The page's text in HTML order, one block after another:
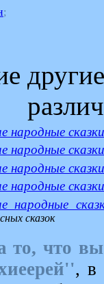
;
народные сказки
народные сказки
народные сказки
народные сказки
народные
сказок
то, что
, в